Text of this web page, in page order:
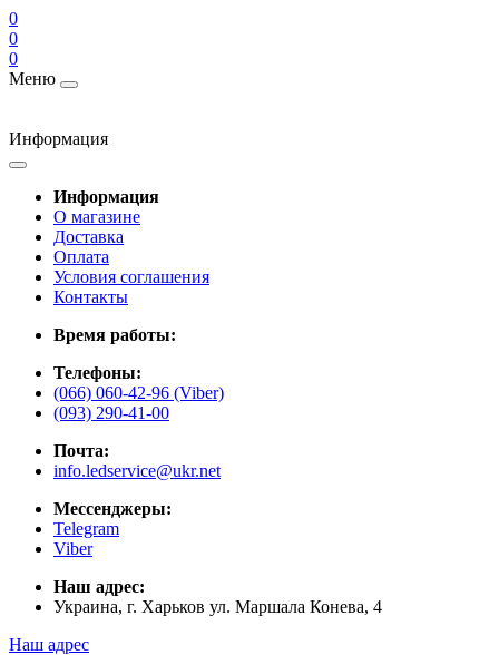
0
0
0
Меню
Информация
Информация
О магазине
Доставка
Оплата
Условия соглашения
Контакты
Время работы:
Телефоны:
(066) 060-42-96 (Viber)
(093) 290-41-00
Почта:
info.ledservice@ukr.net
Мессенджеры:
Telegram
Viber
Наш адрес:
Украина, г. Харьков ул. Маршала Конева, 4
Наш адрес